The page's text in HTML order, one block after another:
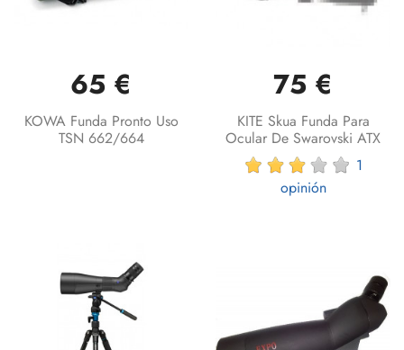
65 €
KOWA Funda Pronto Uso
TSN 662/664
75 €
KITE Skua Funda Para
Ocular De Swarovski ATX
1
opinión